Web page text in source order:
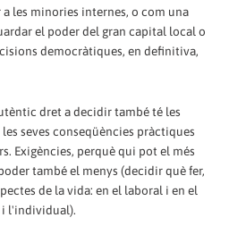
les minories internes, o com una
el poder del gran capital local o
democràtiques, en definitiva,
dret a decidir també té les
seves conseqüències pràctiques
Exigències, perquè qui pot el més
també el menys (decidir què fer,
de la vida: en el laboral i en el
i l'individual).